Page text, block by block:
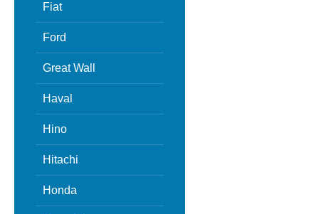
Fiat
Ford
Great Wall
Haval
Hino
Hitachi
Honda